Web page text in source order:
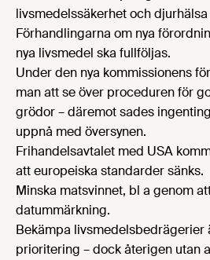
livsmedelssäkerhet och
Förhandlingarna om nya
nya livsmedel ska fullföljas.
Under den nya kommissionens
man att se över proceduren för
grödor – däremot sades
uppnå med översynen.
Frihandelsavtalet med USA
att europeiska standarder sänks.
Minska matsvinnet, bl a genom
datummärkning.
Bekämpa livsmedelsbedrägerier
prioritering – dock återigen utan